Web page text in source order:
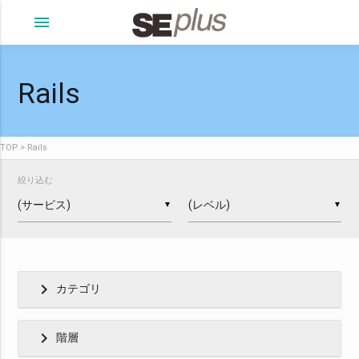
menu
Rails
TOP Rails
絞り込む
▼ ▼
chevron_right カテゴリ
chevron_right 階層